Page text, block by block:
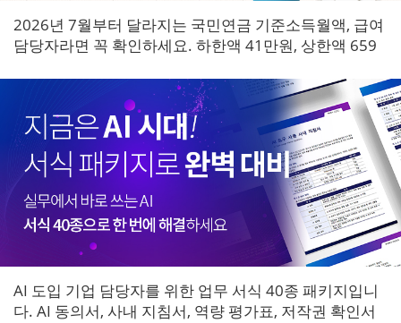
2026년 7월부터 달라지는 국민연금 기준소득월액, 급여
담당자라면 꼭 확인하세요. 하한액 41만원, 상한액 659
AI 도입 기업 담당자를 위한 업무 서식 40종 패키지입니
다. AI 동의서, 사내 지침서, 역량 평가표, 저작권 확인서